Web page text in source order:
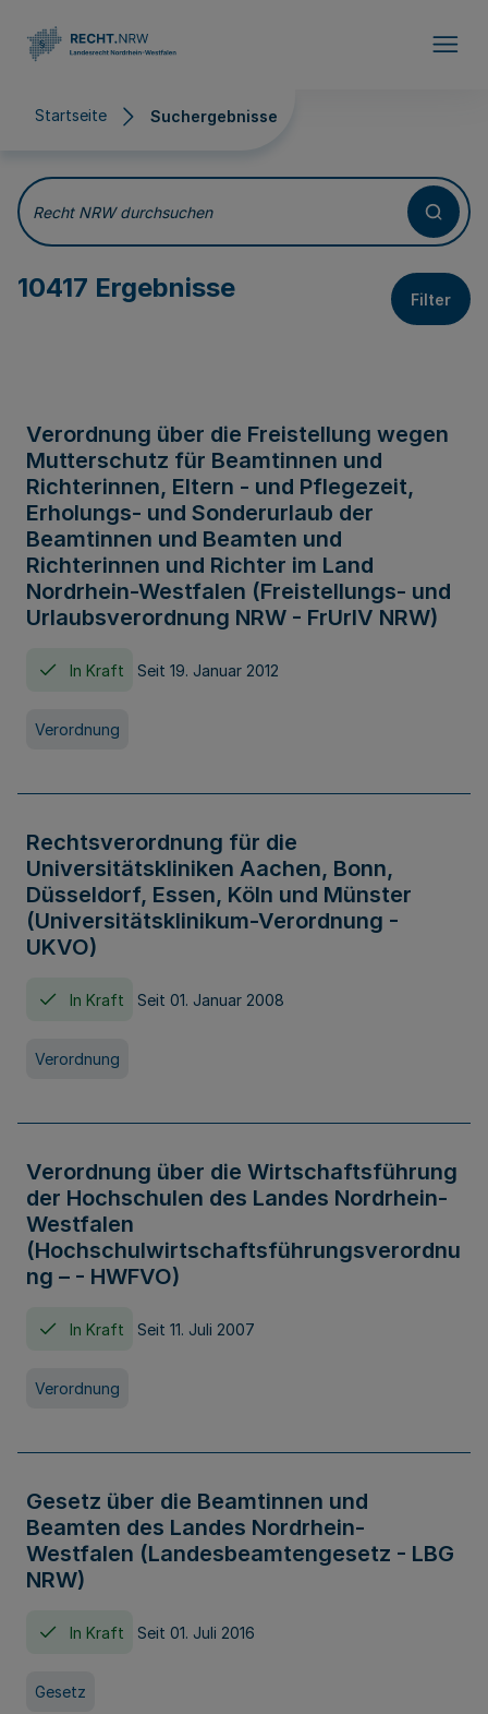
Startseite Suchergebnisse
Suchergebnisse
Recht NRW durchsuchen
10417 Ergebnisse Filter
Verordnung über die Freistellung wegen
Mutterschutz für Beamtinnen und
Richterinnen, Eltern - und Pflegezeit,
Erholungs- und Sonderurlaub der
Beamtinnen und Beamten und
Richterinnen und Richter im Land
Nordrhein-Westfalen (Freistellungs- und
Urlaubsverordnung NRW - FrUrlV NRW)
In Kraft Seit 19. Januar 2012
Verordnung
Rechtsverordnung für die
Universitätskliniken Aachen, Bonn,
Düsseldorf, Essen, Köln und Münster
(Universitätsklinikum-Verordnung -
UKVO)
In Kraft Seit 01. Januar 2008
Verordnung
Verordnung über die Wirtschaftsführung
der Hochschulen des Landes Nordrhein-
Westfalen
(Hochschulwirtschaftsführungsverordnu
ng – - HWFVO)
In Kraft Seit 11. Juli 2007
Verordnung
Gesetz über die Beamtinnen und
Beamten des Landes Nordrhein-
Westfalen (Landesbeamtengesetz - LBG
NRW)
In Kraft Seit 01. Juli 2016
Gesetz